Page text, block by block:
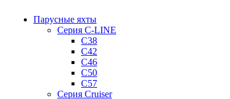
Парусные яхты
Серия C-LINE
C38
C42
C46
C50
C57
Серия Cruiser